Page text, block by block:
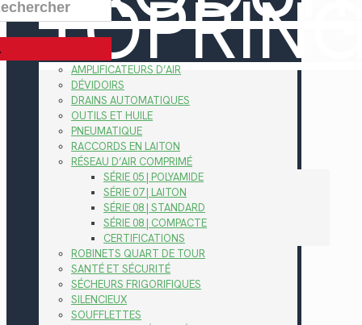
AMPLIFICATEURS D’AIR
DÉVIDOIRS
DRAINS AUTOMATIQUES
OUTILS ET HUILE
PNEUMATIQUE
RACCORDS EN LAITON
RÉSEAU D’AIR COMPRIMÉ
SÉRIE 05 | POLYAMIDE
SÉRIE 07 | LAITON
SÉRIE 08 | STANDARD
SÉRIE 08 | COMPACTE
CERTIFICATIONS
ROBINETS QUART DE TOUR
SANTÉ ET SÉCURITÉ
SÉCHEURS FRIGORIFIQUES
SILENCIEUX
SOUFFLETTES